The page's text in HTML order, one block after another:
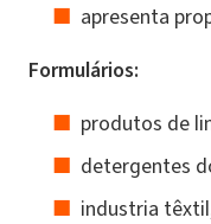
apresenta
Formulários:
produtos de
detergentes
industria